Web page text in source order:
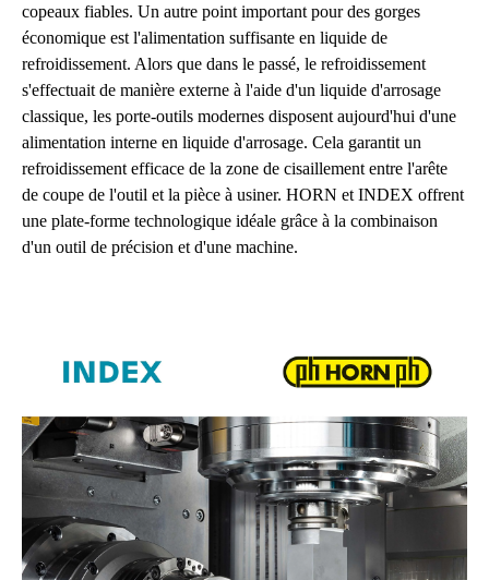
copeaux fiables. Un autre point important pour des gorges
économique est l'alimentation suffisante en liquide de
refroidissement. Alors que dans le passé, le refroidissement
s'effectuait de manière externe à l'aide d'un liquide d'arrosage
classique, les porte-outils modernes disposent aujourd'hui d'une
alimentation interne en liquide d'arrosage. Cela garantit un
refroidissement efficace de la zone de cisaillement entre l'arête
de coupe de l'outil et la pièce à usiner. HORN et INDEX offrent
une plate-forme technologique idéale grâce à la combinaison
d'un outil de précision et d'une machine.